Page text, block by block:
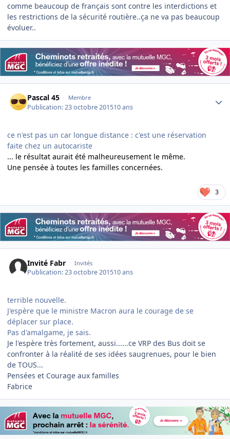
comme beaucoup de français sont contre les interdictions et
les restrictions de la sécurité routière..ça ne va pas beaucoup
évoluer..
Pascal 45 Membre
Publication:23 octobre 201510 ans
ce n'est pas un car longue distance : c'est une réservation
faite chez un autocariste
... le résultat aurait été malheureusement le même.
Une pensée à toutes les familles concernées.
3
Invité Fabr Invités
Publication:23 octobre 201510 ans
terrible nouvelle.
J'espère que le ministre Macron aura le courage de se
déplacer sur place.
Pas d'amalgame, je sais.
Je l'espère très fortement, aussi......ce VRP des Bus doit se
confronter à la réalité de ses idées saugrenues, pour le bien
de TOUS...
Pensées et Courage aux familles
Fabrice